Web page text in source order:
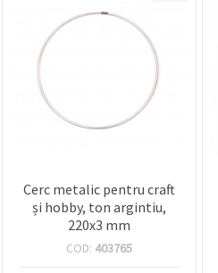
Cerc metalic pentru craft
și hobby, ton argintiu,
220x3 mm
COD: 403765